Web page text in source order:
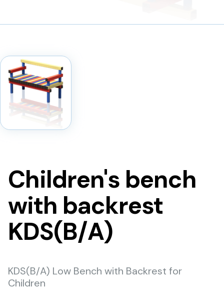
Children's bench
with backrest
KDS(B/A)
KDS(B/A) Low Bench with Backrest for
Children